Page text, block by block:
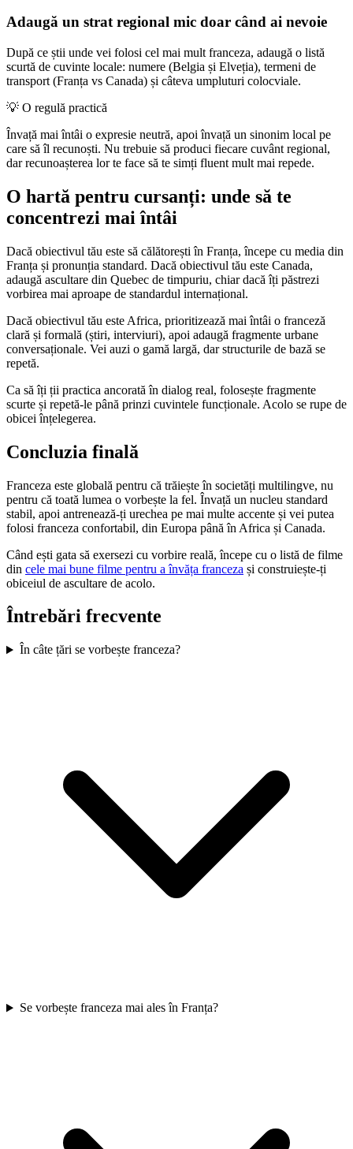
Adaugă un strat regional mic doar când ai nevoie
După ce știi unde vei folosi cel mai mult franceza, adaugă o listă
scurtă de cuvinte locale: numere (Belgia și Elveția), termeni de
transport (Franța vs Canada) și câteva umpluturi colocviale.
💡 O regulă practică
Învață mai întâi o expresie neutră, apoi învață un sinonim local pe
care să îl recunoști. Nu trebuie să produci fiecare cuvânt regional,
dar recunoașterea lor te face să te simți fluent mult mai repede.
O hartă pentru cursanți: unde să te
concentrezi mai întâi
Dacă obiectivul tău este să călătorești în Franța, începe cu media din
Franța și pronunția standard. Dacă obiectivul tău este Canada,
adaugă ascultare din Quebec de timpuriu, chiar dacă îți păstrezi
vorbirea mai aproape de standardul internațional.
Dacă obiectivul tău este Africa, prioritizează mai întâi o franceză
clară și formală (știri, interviuri), apoi adaugă fragmente urbane
conversaționale. Vei auzi o gamă largă, dar structurile de bază se
repetă.
Ca să îți ții practica ancorată în dialog real, folosește fragmente
scurte și repetă-le până prinzi cuvintele funcționale. Acolo se rupe de
obicei înțelegerea.
Concluzia finală
Franceza este globală pentru că trăiește în societăți multilingve, nu
pentru că toată lumea o vorbește la fel. Învață un nucleu standard
stabil, apoi antrenează-ți urechea pe mai multe accente și vei putea
folosi franceza confortabil, din Europa până în Africa și Canada.
Când ești gata să exersezi cu vorbire reală, începe cu o listă de filme
din cele mai bune filme pentru a învăța franceza și construiește-ți
obiceiul de ascultare de acolo.
Întrebări frecvente
În câte țări se vorbește franceza?
Se vorbește franceza mai ales în Franța?